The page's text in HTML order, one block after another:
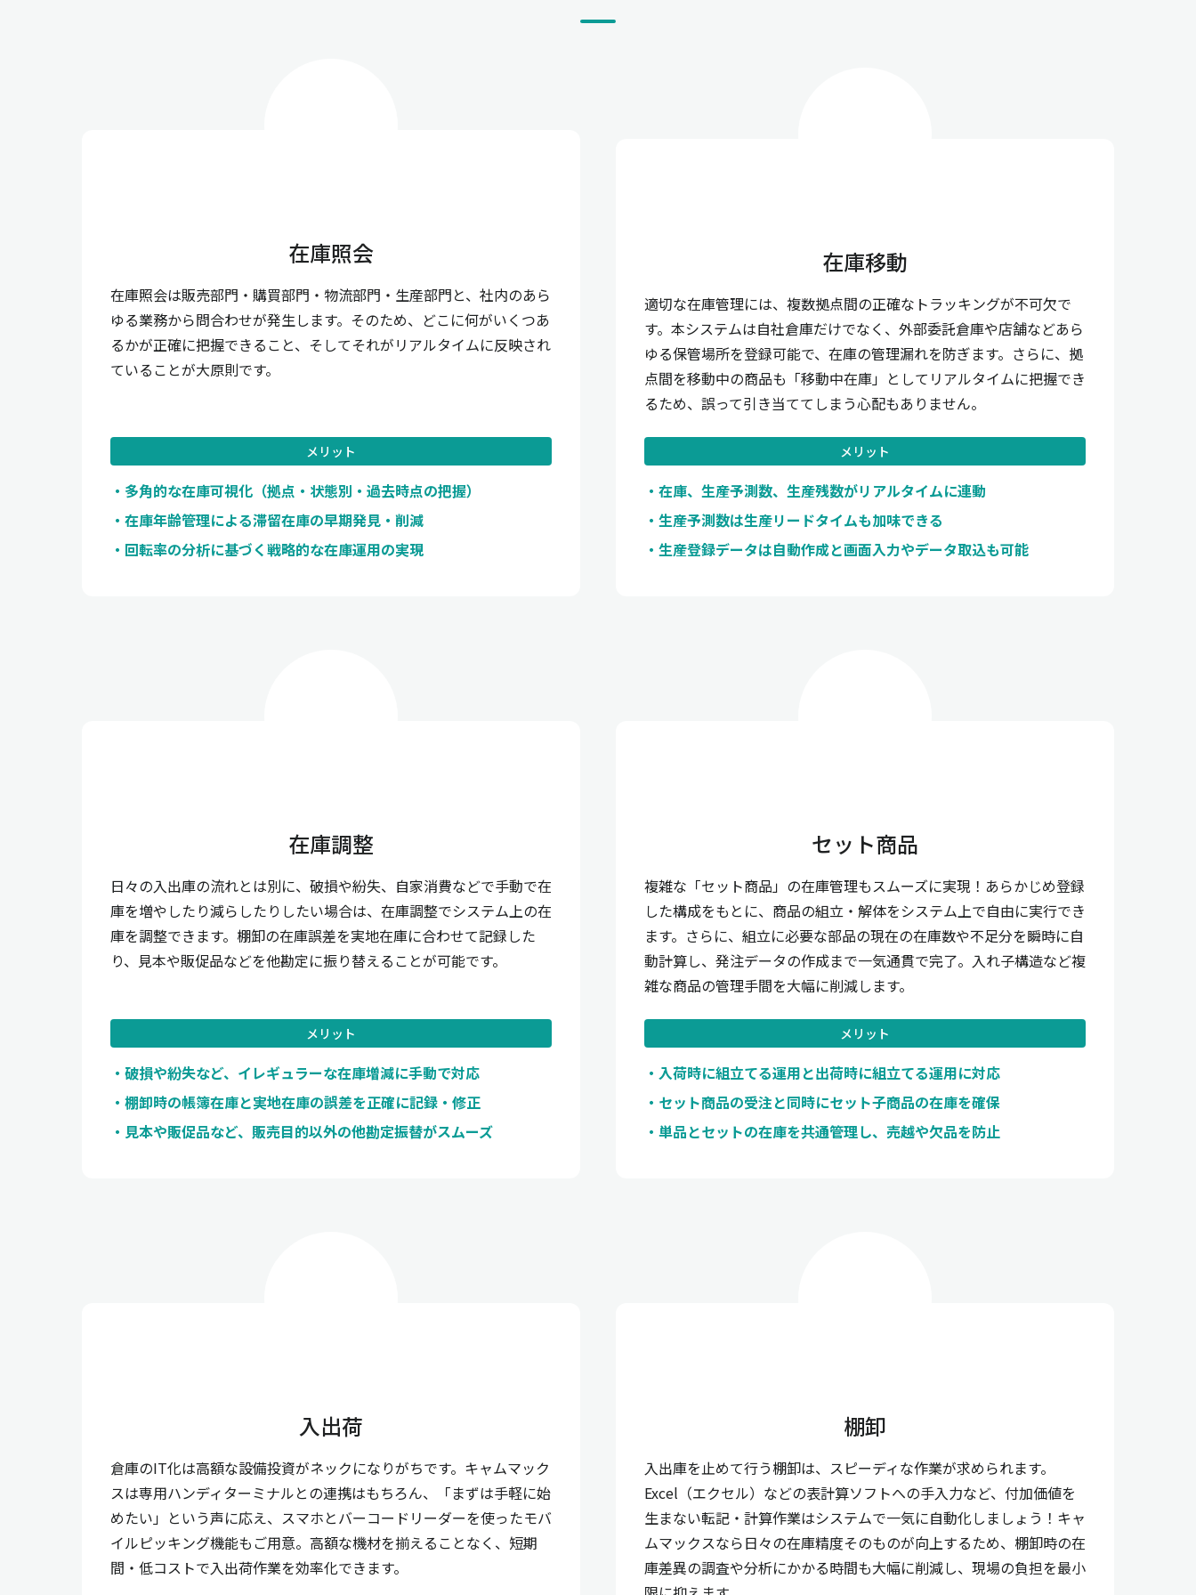
在庫照会
在庫照会は販売部門・購買部門・物流部門・生産部門と、社内のあら
ゆる業務から問合わせが発生します。そのため、どこに何がいくつあ
るかが正確に把握できること、そしてそれがリアルタイムに反映され
ていることが大原則です。
メリット
多角的な在庫可視化（拠点・状態別・過去時点の把握）
在庫年齢管理による滞留在庫の早期発見・削減
回転率の分析に基づく戦略的な在庫運用の実現
在庫移動
適切な在庫管理には、複数拠点間の正確なトラッキングが不可欠で
す。本システムは自社倉庫だけでなく、外部委託倉庫や店舗などあら
ゆる保管場所を登録可能で、在庫の管理漏れを防ぎます。さらに、拠
点間を移動中の商品も「移動中在庫」としてリアルタイムに把握でき
るため、誤って引き当ててしまう心配もありません。
メリット
在庫、生産予測数、生産残数がリアルタイムに連動
生産予測数は生産リードタイムも加味できる
生産登録データは自動作成と画面入力やデータ取込も可能
在庫調整
日々の入出庫の流れとは別に、破損や紛失、自家消費などで手動で在
庫を増やしたり減らしたりしたい場合は、在庫調整でシステム上の在
庫を調整できます。棚卸の在庫誤差を実地在庫に合わせて記録した
り、見本や販促品などを他勘定に振り替えることが可能です。
メリット
破損や紛失など、イレギュラーな在庫増減に手動で対応
棚卸時の帳簿在庫と実地在庫の誤差を正確に記録・修正
見本や販促品など、販売目的以外の他勘定振替がスムーズ
セット商品
複雑な「セット商品」の在庫管理もスムーズに実現！あらかじめ登録
した構成をもとに、商品の組立・解体をシステム上で自由に実行でき
ます。さらに、組立に必要な部品の現在の在庫数や不足分を瞬時に自
動計算し、発注データの作成まで一気通貫で完了。入れ子構造など複
雑な商品の管理手間を大幅に削減します。
メリット
入荷時に組立てる運用と出荷時に組立てる運用に対応
セット商品の受注と同時にセット子商品の在庫を確保
単品とセットの在庫を共通管理し、売越や欠品を防止
入出荷
倉庫のIT化は高額な設備投資がネックになりがちです。キャムマック
スは専用ハンディターミナルとの連携はもちろん、「まずは手軽に始
めたい」という声に応え、スマホとバーコードリーダーを使ったモバ
イルピッキング機能もご用意。高額な機材を揃えることなく、短期
間・低コストで入出荷作業を効率化できます。
棚卸
入出庫を止めて行う棚卸は、スピーディな作業が求められます。
Excel（エクセル）などの表計算ソフトへの手入力など、付加価値を
生まない転記・計算作業はシステムで一気に自動化しましょう！キャ
ムマックスなら日々の在庫精度そのものが向上するため、棚卸時の在
庫差異の調査や分析にかかる時間も大幅に削減し、現場の負担を最小